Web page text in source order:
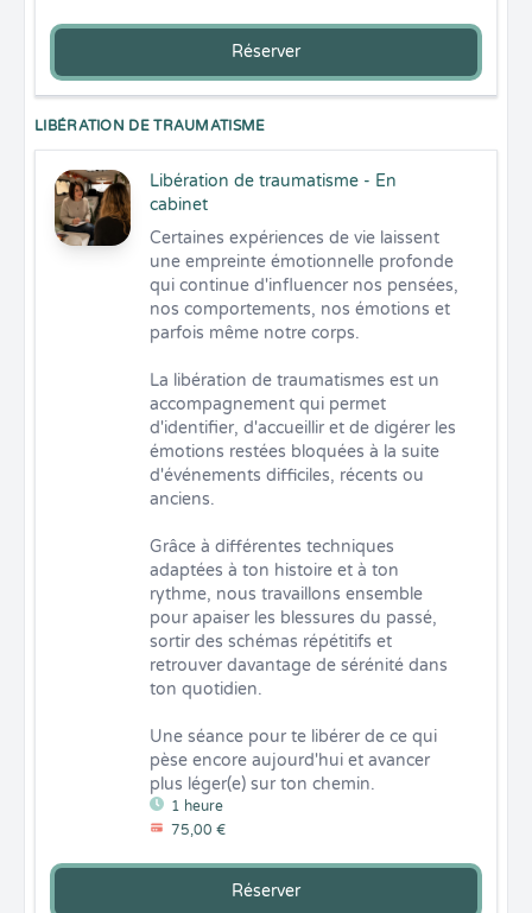
Réserver
LIBÉRATION DE TRAUMATISME
Libération de traumatisme - En
cabinet
1 heure
75,00 €
Certaines expériences de vie laissent
une empreinte émotionnelle profonde
qui continue d'influencer nos pensées,
nos comportements, nos émotions et
parfois même notre corps.
La libération de traumatismes est un
accompagnement qui permet
d'identifier, d'accueillir et de digérer les
émotions restées bloquées à la suite
d'événements difficiles, récents ou
anciens.
Grâce à différentes techniques
adaptées à ton histoire et à ton
rythme, nous travaillons ensemble
pour apaiser les blessures du passé,
sortir des schémas répétitifs et
retrouver davantage de sérénité dans
ton quotidien.
Une séance pour te libérer de ce qui
pèse encore aujourd'hui et avancer
plus léger(e) sur ton chemin.
Réserver